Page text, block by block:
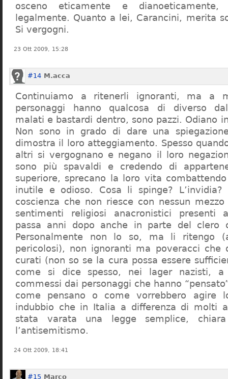
osceno eticamente e dianoeticamente,
legalmente. Quanto a lei, Carancini, merita
Si vergogni.
23 Ott 2009, 15:28
#14 M.acca
Continuiamo a ritenerli ignoranti, ma a
personaggi hanno qualcosa di diverso
malati e bastardi dentro, sono pazzi. Odiano
Non sono in grado di dare una
dimostra il loro atteggiamento. Spesso
altri si vergognano e negano il loro
sono più spavaldi e credendo di
superiore, sprecano la loro vita
inutile e odioso. Cosa li spinge?
coscienza che non riesce con nessun
sentimenti religiosi anacronistici presenti
passa anni dopo anche in parte del clero
Personalmente non lo so, ma li ritengo
pericolosi), non ignoranti ma poveracci che
curati (non so se la cura possa essere
come si dice spesso, nei lager nazisti,
commessi dai personaggi che hanno
come pensano o come vorrebbero agire
indubbio che in Italia a differenza di molti
stata varata una legge semplice,
l’antisemitismo.
24 Ott 2009, 18:41
#15 Marco